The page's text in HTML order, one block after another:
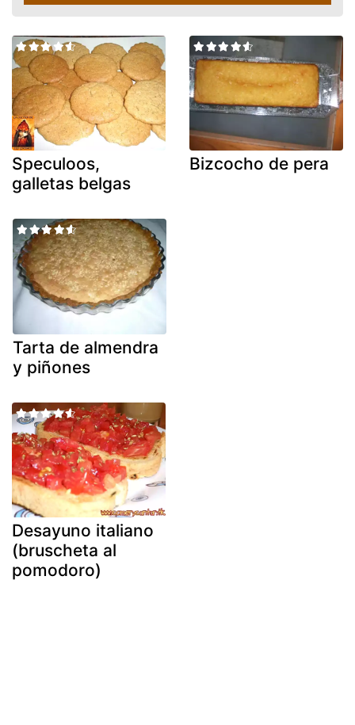
Speculoos,
galletas belgas
Bizcocho de pera
Tarta de almendra
y piñones
Desayuno italiano
(bruscheta al
pomodoro)